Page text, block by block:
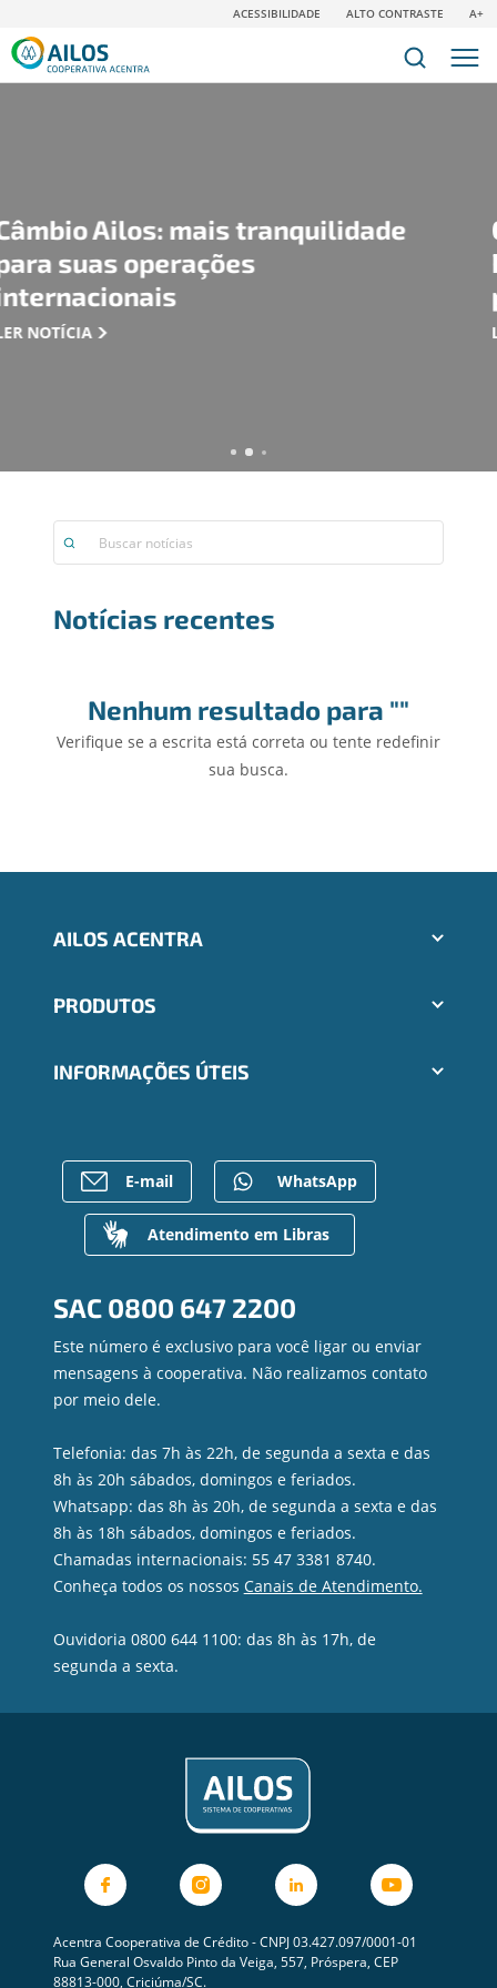
ACESSIBILIDADE ALTO CONTRASTE A+
mais tranquilidade
Conheça
RDC
para
Notícias recentes
Nenhum resultado para ""
Verifique se a escrita está correta ou tente redefinir
sua busca.
AILOS ACENTRA
Indique um amigo
Trabalhe Conosco
Ailos Educação
Mapa do site
Gerenciar Cookies
PRODUTOS
Consórcios
Previdência
Para empresas
INFORMAÇÕES ÚTEIS
Caixa Eletrônico
Regularização de dívidas
Valores a Receber
Contato
Ouvidoria
E-mail WhatsApp
Atendimento em Libras
SAC 0800 647 2200
Este número é exclusivo para você ligar ou enviar
mensagens à cooperativa. Não realizamos contato
por meio dele.
Telefonia: das 7h às 22h, de segunda a sexta e das
8h às 20h sábados, domingos e feriados.
Whatsapp: das 8h às 20h, de segunda a sexta e das
8h às 18h sábados, domingos e feriados.
Chamadas internacionais: 55 47 3381 8740.
Conheça todos os nossos Canais de Atendimento.
Ouvidoria 0800 644 1100: das 8h às 17h, de
segunda a sexta.
Acentra Cooperativa de Crédito - CNPJ 03.427.097/0001-01
Rua General Osvaldo Pinto da Veiga, 557, Próspera, CEP
88813-000, Criciúma/SC.